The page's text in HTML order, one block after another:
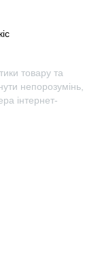
товару та
непорозумінь,
інтернет-